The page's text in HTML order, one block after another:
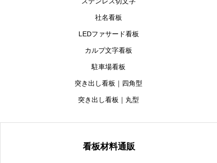
社名看板
LEDファサード看板
カルプ文字看板
駐車場看板
突き出し看板｜四角型
突き出し看板｜丸型
看板材料通販